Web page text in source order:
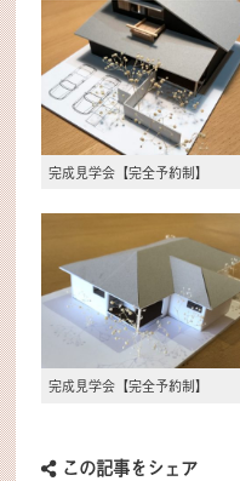
完成見学会【完全予約制】
完成見学会【完全予約制】
この記事をシェア